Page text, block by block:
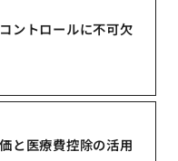
ントロールに不可欠
と医療費控除の活用